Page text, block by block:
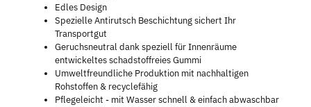
Edles Design
Spezielle Antirutsch Beschichtung sichert Ihr
Transportgut
Geruchsneutral dank speziell für Innenräume
entwickeltes schadstoffreies Gummi
Umweltfreundliche Produktion mit nachhaltigen
Rohstoffen & recyclefähig
Pflegeleicht - mit Wasser schnell & einfach abwaschbar